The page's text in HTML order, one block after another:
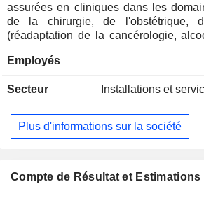
assurées en cliniques dans les
de la chirurgie, de l'obstétrique,
(réadaptation de la cancérologie,
Ramsay Générale de Santé
dispose de 492 établissements.
Employés
Secteur Installations et
Plus d'informations sur la société
Compte de Résultat et Estimations